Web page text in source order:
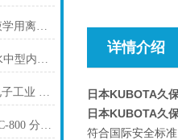
KUBOTA久保田免疫血液学用离心机KA-2200
现货AND爱安德防尘防水中型内置配重型电子天平 GX-8202M
池田屋新品推出赛电舍电子工业 CKG系列前后滑动工作台高频焊机 参数介绍
代理SEKONIC世光工业 C-800 分光比色计色度仪
详情介绍
日本KUBOTA久
日本KUBOTA久
符合国际安全标